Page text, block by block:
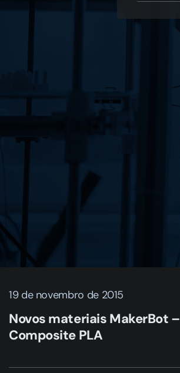
19 de novembro de 2015
Novos materiais MakerBot –
Composite PLA